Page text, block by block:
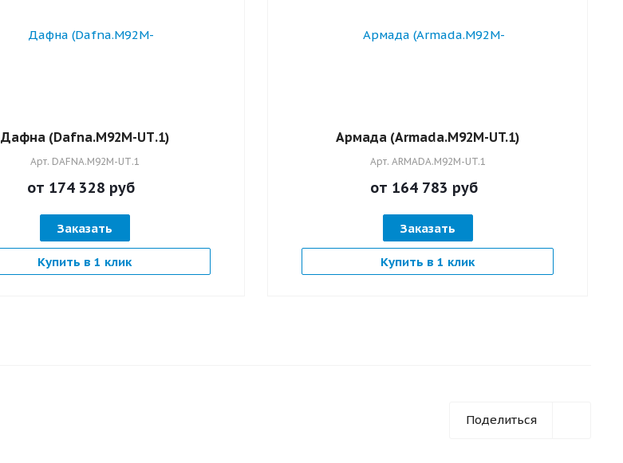
Дафна (Dafna.M92M-UТ.1)
Арт. DAFNA.M92M-UТ.1
от 174 328 руб
Заказать
Купить в 1 клик
Армада (Armada.M92M-UT.1)
Арт. ARMADA.M92M-UT.1
от 164 783 руб
Заказать
Купить в 1 клик
Поделиться